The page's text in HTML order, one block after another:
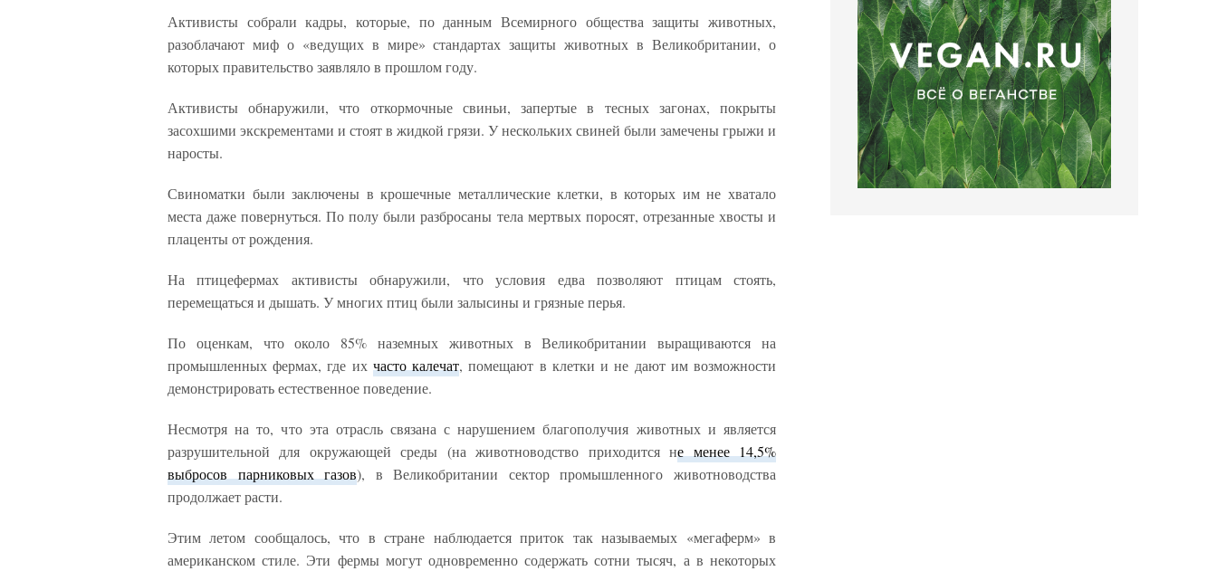
Активисты собрали кадры, которые, по данным Всемирного общества защиты животных,
разоблачают миф о «ведущих в мире» стандартах защиты животных в Великобритании, о
которых правительство заявляло в прошлом году.
Активисты обнаружили, что откормочные свиньи, запертые в тесных загонах, покрыты
засохшими экскрементами и стоят в жидкой грязи. У нескольких свиней были замечены грыжи и
наросты.
Свиноматки были заключены в крошечные металлические клетки, в которых им не хватало
места даже повернуться. По полу были разбросаны тела мертвых поросят, отрезанные хвосты и
плаценты от рождения.
На птицефермах активисты обнаружили, что условия едва позволяют птицам стоять,
перемещаться и дышать. У многих птиц были залысины и грязные перья.
По оценкам, что около 85% наземных животных в Великобритании выращиваются на
промышленных фермах, где их часто калечат, помещают в клетки и не дают им возможности
демонстрировать естественное поведение.
Несмотря на то, что эта отрасль связана с нарушением благополучия животных и является
разрушительной для окружающей среды (на животноводство приходится не менее 14,5%
выбросов парниковых газов), в Великобритании сектор промышленного животноводства
продолжает расти.
Этим летом сообщалось, что в стране наблюдается приток так называемых «мегаферм» в
американском стиле. Эти фермы могут одновременно содержать сотни тысяч, а в некоторых